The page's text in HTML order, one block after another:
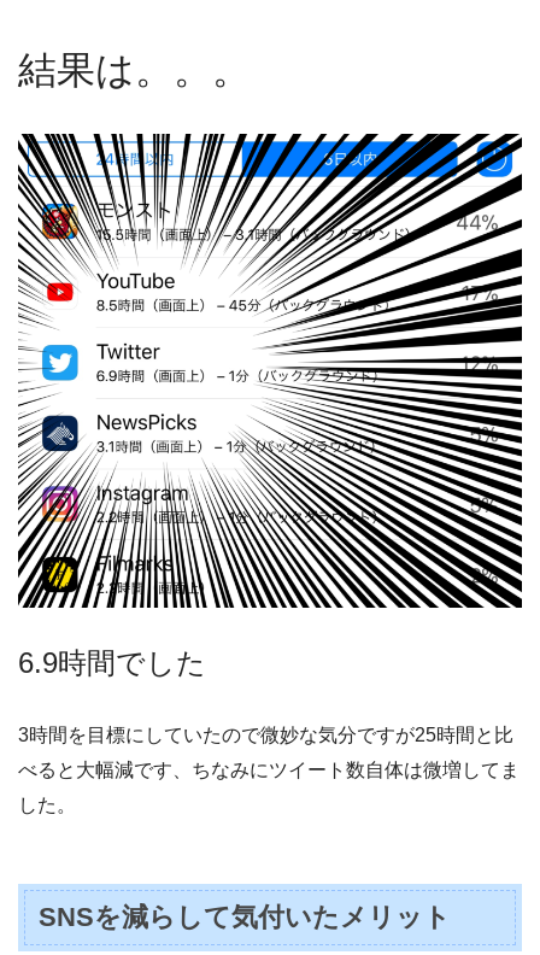
結果は。。。
6.9時間でした
3時間を目標にしていたので微妙な気分ですが25時間と比
べると大幅減です、ちなみにツイート数自体は微増してま
した。
SNSを減らして気付いたメリット